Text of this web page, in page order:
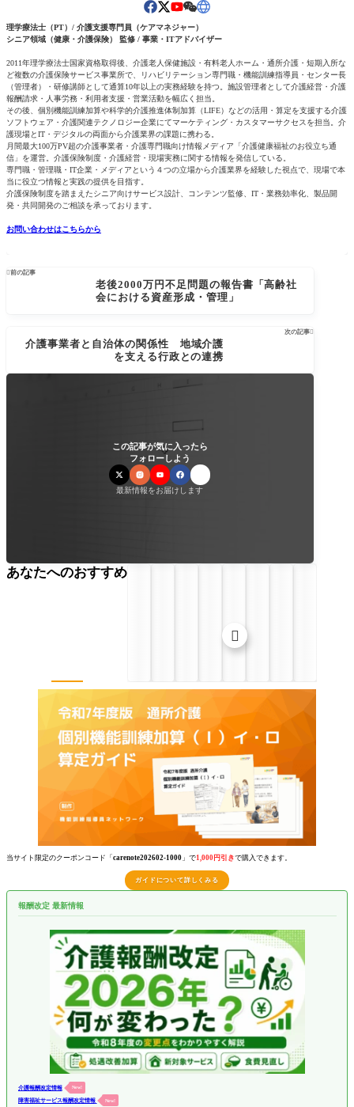
理学療法士（PT）/ 介護支援専門員（ケアマネジャー）
シニア領域（健康・介護保険） 監修 / 事業・ITアドバイザー
2011年理学療法士国家資格取得後、介護老人保健施設・有料老人ホーム・通所介護・短期入所な
ど複数の介護保険サービス事業所で、リハビリテーション専門職・機能訓練指導員・センター長
（管理者）・研修講師として通算10年以上の実務経験を持つ。施設管理者として介護経営・介護
報酬請求・人事労務・利用者支援・営業活動を幅広く担当。
その後、個別機能訓練加算や科学的介護推進体制加算（LIFE）などの活用・算定を支援する介護
ソフトウェア・介護関連テクノロジー企業にてマーケティング・カスタマーサクセスを担当。介
護現場とIT・デジタルの両面から介護業界の課題に携わる。
月間最大100万PV超の介護事業者・介護専門職向け情報メディア「介護健康福祉のお役立ち通
信」を運営。介護保険制度・介護経営・現場実務に関する情報を発信している。
専門職・管理職・IT企業・メディアという４つの立場から介護業界を経験した視点で、現場で本
当に役立つ情報と実践の提供を目指す。
介護保険制度を踏まえたシニア向けサービス設計、コンテンツ監修、IT・業務効率化、製品開
発・共同開発のご相談を承っております。
お問い合わせはこちらから
前の記事
老後2000万円不足問題の報告書「高齢社
会における資産形成・管理」
次の記事
介護事業者と自治体の関係性 地域介護
を支える行政との連携
この記事が気に入ったら
フォローしよう
最新情報をお届けします
当サイト限定のクーポンコード「 carenote202602-1000 」で1,000円引きで購入できます。
ガイドについて詳しくみる
報酬改定 最新情報
介護報酬改定情報 New!
障害福祉サービス報酬改定情報 New!
あなたへのおすすめ
